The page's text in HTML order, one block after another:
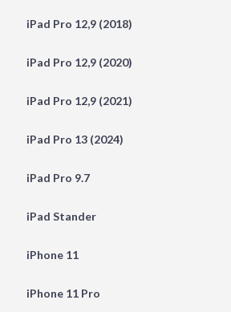
iPad Pro 12,9 (2018)
iPad Pro 12,9 (2020)
iPad Pro 12,9 (2021)
iPad Pro 13 (2024)
iPad Pro 9.7
iPad Stander
iPhone 11
iPhone 11 Pro